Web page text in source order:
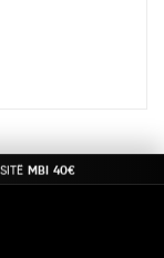
MBI 40€